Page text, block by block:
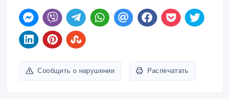
Сообщить о нарушении Распечатать